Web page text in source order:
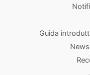
Guida